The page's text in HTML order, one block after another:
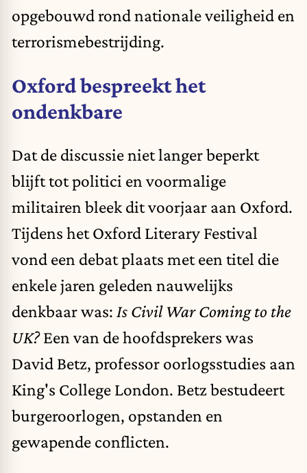
opgebouwd rond nationale veiligheid en
terrorismebestrijding.
Oxford bespreekt het
ondenkbare
Dat de discussie niet langer beperkt
blijft tot politici en voormalige
militairen bleek dit voorjaar aan Oxford.
Tijdens het Oxford Literary Festival
vond een debat plaats met een titel die
enkele jaren geleden nauwelijks
denkbaar was: Is Civil War Coming to the
UK?Een van de hoofdsprekers was
David Betz, professor oorlogsstudies aan
King's College London. Betz bestudeert
burgeroorlogen, opstanden en
gewapende conflicten.